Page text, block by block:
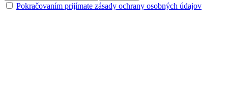
Pokračovaním prijímate zásady ochrany osobných údajov